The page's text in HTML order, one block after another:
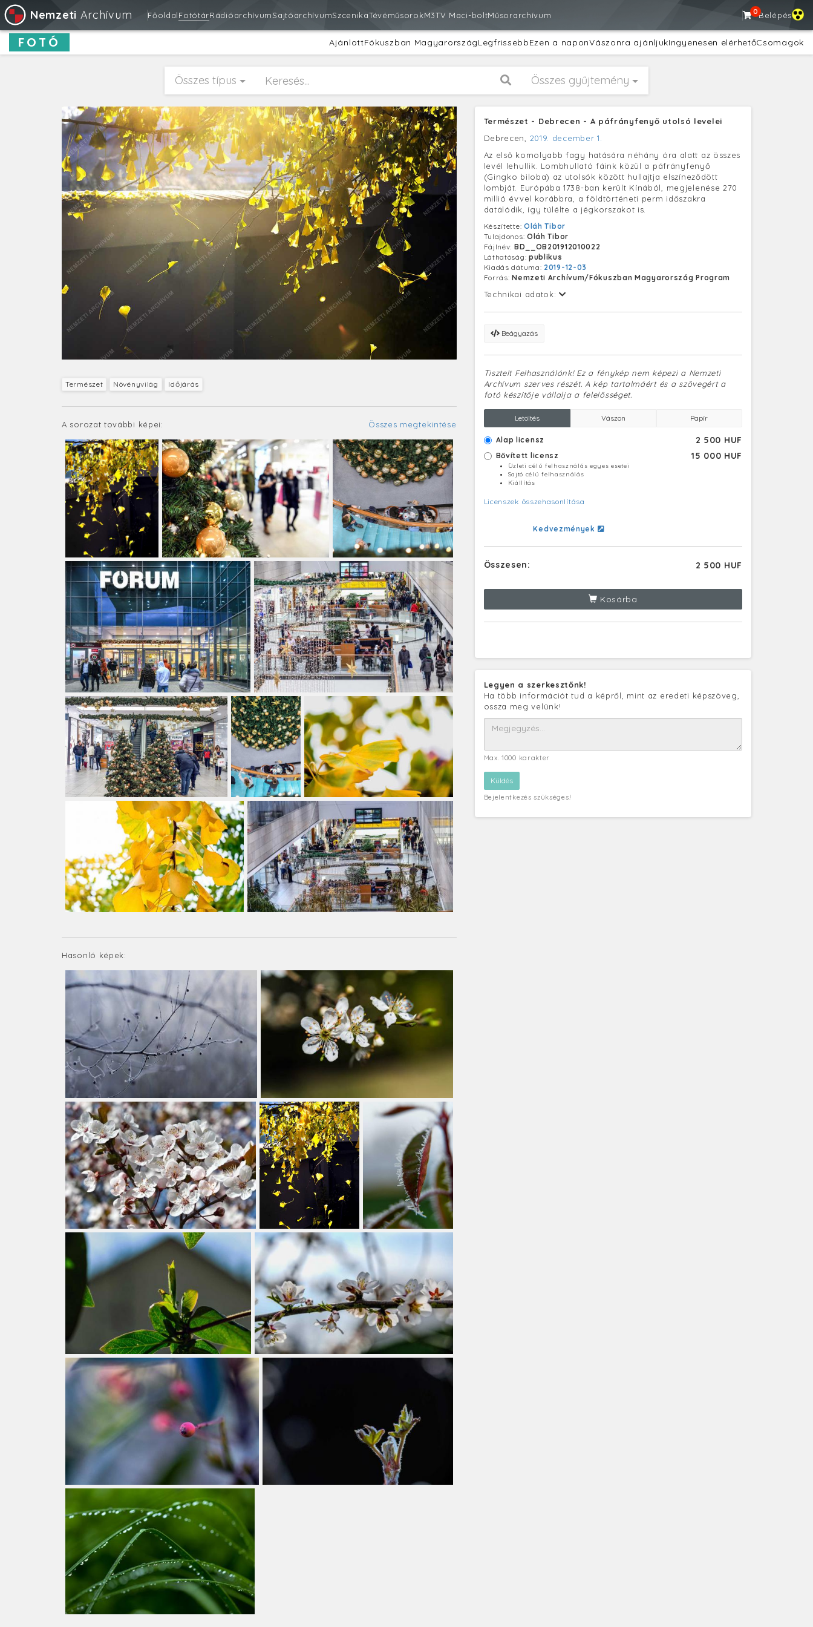
Nemzeti Archívum FőoldalFotótárRádióarchívumSajtóarchívumSzcenikaTévéműsorokM3TV Maci-boltMűsorarchívum 0Belépés
FOTÓ AjánlottFókuszban MagyarországLegfrissebbEzen a naponVászonra ajánljukIngyenesen elérhetőCsomagok
Összes típus Összes gyűjtemény
Természet Növényvilág Időjárás
A sorozat további képei: Összes megtekintése
Hasonló képek:
Természet - Debrecen - A páfrányfenyő utolsó levelei
Debrecen, 2019. december 1.
Az első komolyabb fagy hatására néhány óra alatt az összes
levél lehullik. Lombhullató fáink közül a páfrányfenyő
(Gingko biloba) az utolsók között hullajtja elszíneződött
lombját. Európába 1738-ban került Kínából, megjelenése 270
millió évvel korábbra, a földtörténeti perm időszakra
datálódik, így túlélte a jégkorszakot is.
Készítette: Oláh Tibor
Tulajdonos: Oláh Tibor
Fájlnév: BD__OB201912010022
Láthatóság: publikus
Kiadás dátuma: 2019-12-03
Forrás:Nemzeti Archívum/Fókuszban Magyarország Program
Technikai adatok:
Beágyazás
Tisztelt Felhasználónk! Ez a fénykép nem képezi a Nemzeti
Archívum szerves részét. A kép tartalmáért és a szövegért a
fotó készítője vállalja a felelősséget.
Letöltés Vászon Papír
Alap licensz 2 500 HUF
Bővített licensz 15 000 HUF
Üzleti célú felhasználás egyes esetei
Sajtó célú felhasználás
Kiállítás
Licenszek összehasonlítása
Kedvezmények
Összesen: 2 500 HUF
Kosárba
Legyen a szerkesztőnk!
Ha több információt tud a képről, mint az eredeti képszöveg,
ossza meg velünk!
Max. 1000 karakter
Bejelentkezés szükséges!